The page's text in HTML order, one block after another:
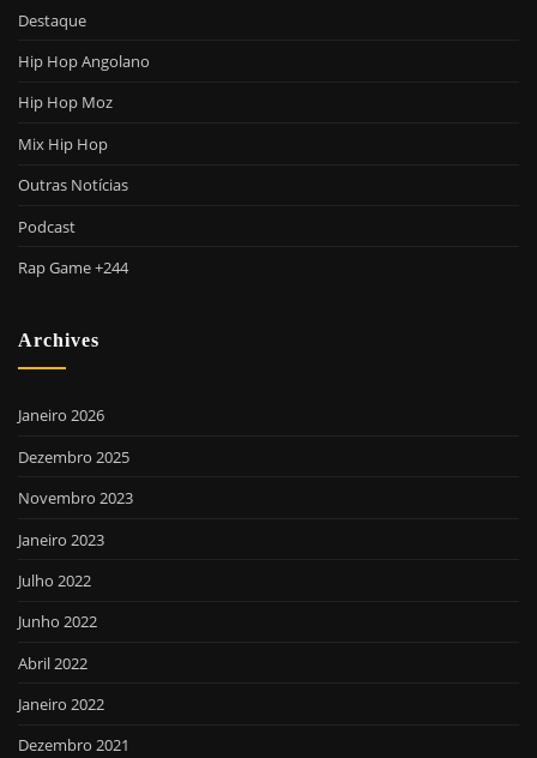
Destaque
Hip Hop Angolano
Hip Hop Moz
Mix Hip Hop
Outras Notícias
Podcast
Rap Game +244
Archives
Janeiro 2026
Dezembro 2025
Novembro 2023
Janeiro 2023
Julho 2022
Junho 2022
Abril 2022
Janeiro 2022
Dezembro 2021